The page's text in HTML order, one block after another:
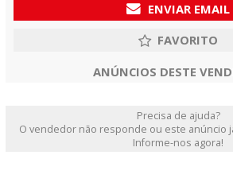
ENVIAR EMAIL
ANÚNCIOS DESTE
Precisa de ajuda?
O vendedor não responde ou este anúncio
Informe-nos agora!